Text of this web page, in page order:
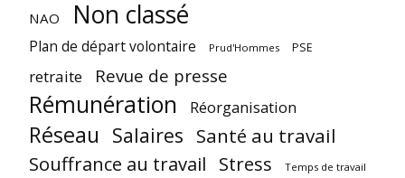
NAO Non classé
Plan de départ volontaire Prud'Hommes PSE
retraite Revue de presse
Rémunération Réorganisation
Réseau Salaires Santé au travail
Souffrance au travail Stress Temps de travail